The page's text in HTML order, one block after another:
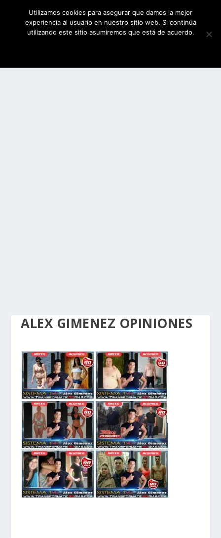
ALEX GIMENEZ OPINIONES
Utilizamos cookies para asegurar que damos la mejor
experiencia al usuario en nuestro sitio web. Si continúa
utilizando este sitio asumiremos que está de acuerdo.